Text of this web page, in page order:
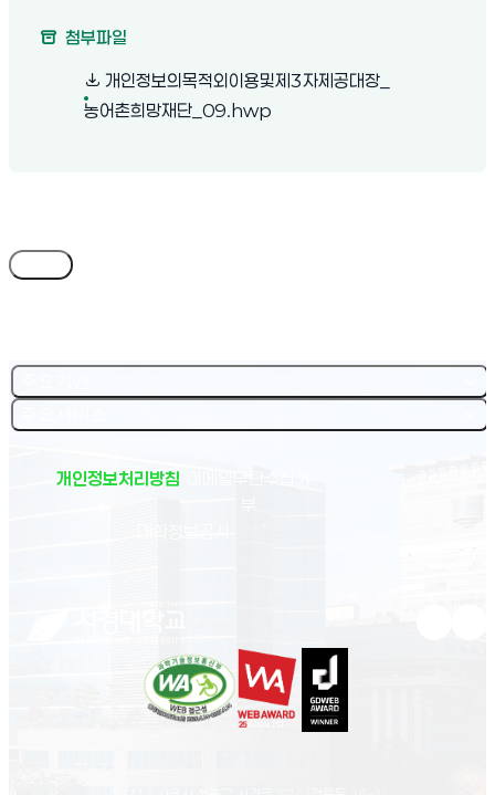
첨부파일
개인정보의목적외이용및제3자제공대장_
농어촌희망재단_09.hwp
개인정보처리방침